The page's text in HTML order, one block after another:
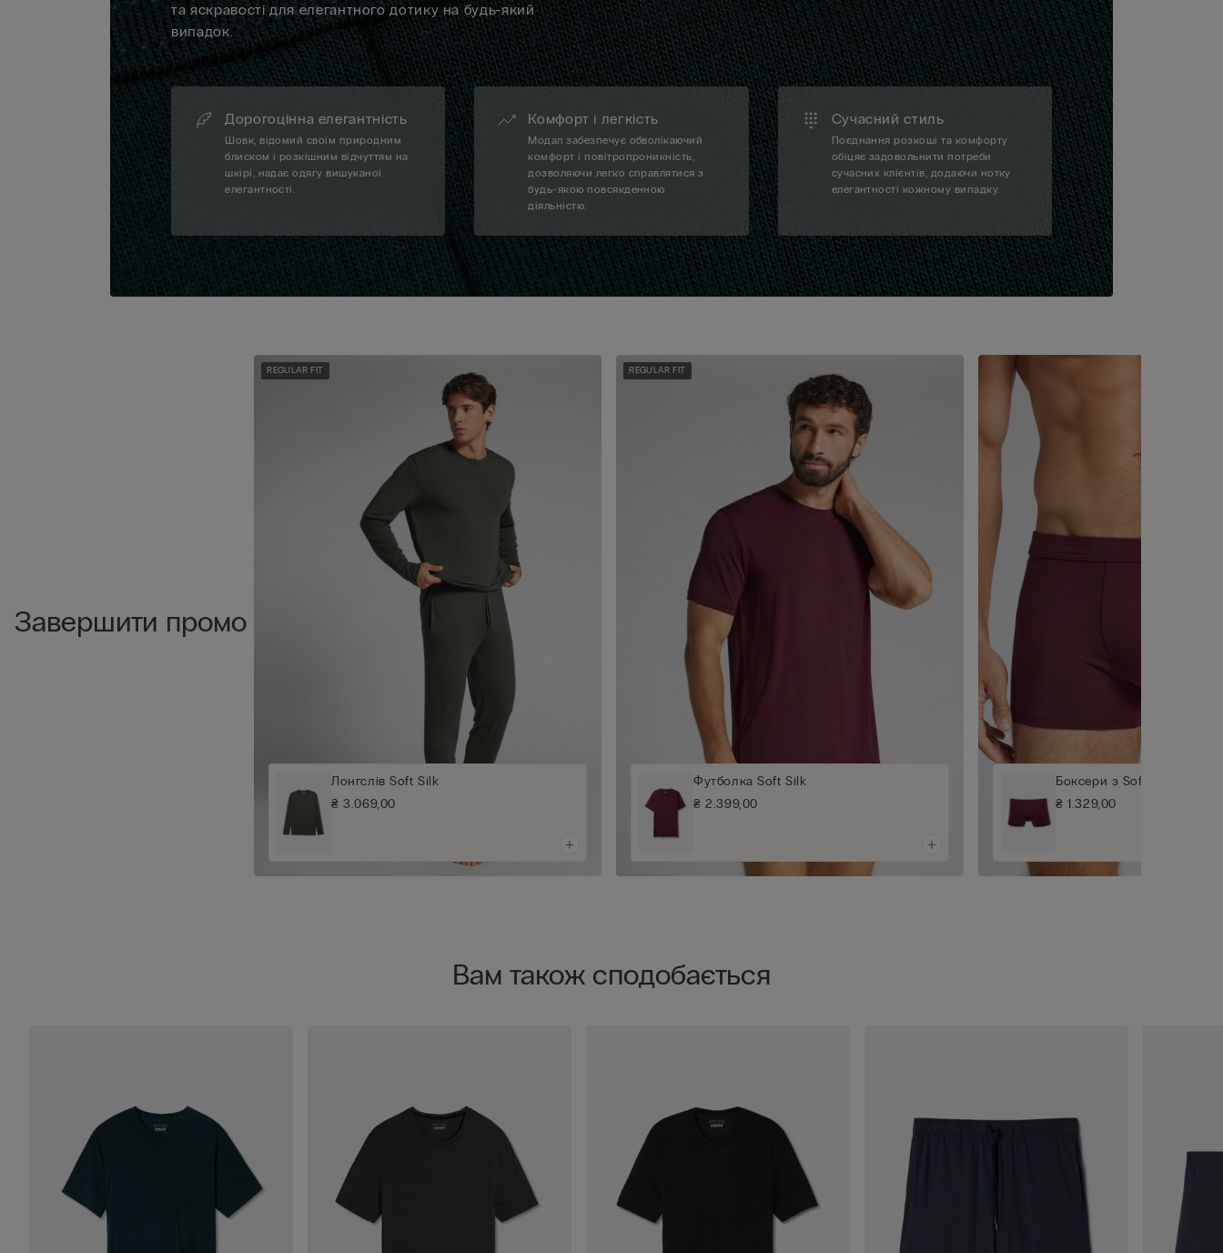
та яскравості для елегантного дотику на будь-який
випадок.
Дорогоцінна елегантність
Шовк, відомий своїм природним
блиском і розкішним відчуттям на
шкірі, надає одягу вишуканої
елегантності.
Комфорт і легкість
Модал забезпечує обволікаючий
комфорт і повітропроникність,
дозволяючи легко справлятися з
будь-якою повсякденною
діяльністю.
Сучасний стиль
Поєднання розкоші та комфорту
обіцяє задовольнити потреби
сучасних клієнтів, додаючи нотку
елегантності кожному випадку.
Завершити промо
REGULAR FIT
Лонгслів Soft Silk
₴ 3.069,00
REGULAR FIT
Футболка Soft Silk
₴ 2.399,00
Боксери з Soft Silk
₴ 1.329,00
Вам також сподобається